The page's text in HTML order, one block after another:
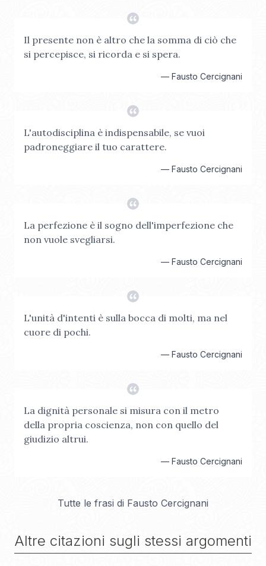
Il presente non è altro che la somma di ciò che
si percepisce, si ricorda e si spera.
— Fausto Cercignani
L'autodisciplina è indispensabile, se vuoi
padroneggiare il tuo carattere.
— Fausto Cercignani
La perfezione è il sogno dell'imperfezione che
non vuole svegliarsi.
— Fausto Cercignani
L'unità d'intenti è sulla bocca di molti, ma nel
cuore di pochi.
— Fausto Cercignani
La dignità personale si misura con il metro
della propria coscienza, non con quello del
giudizio altrui.
— Fausto Cercignani
Tutte le frasi di Fausto Cercignani
Altre citazioni sugli stessi argomenti